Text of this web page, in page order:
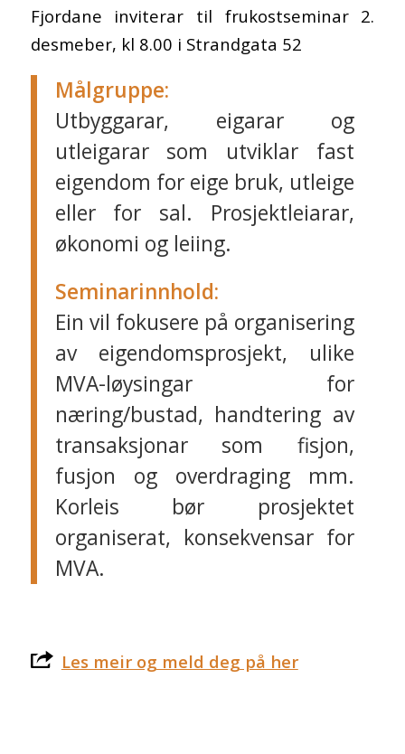
Fjordane inviterar til frukostseminar 2.
desmeber, kl 8.00 i Strandgata 52
Målgruppe:
Utbyggarar, eigarar og
utleigarar som utviklar fast
eigendom for eige bruk, utleige
eller for sal. Prosjektleiarar,
økonomi og leiing.
Seminarinnhold:
Ein vil fokusere på organisering
av eigendomsprosjekt, ulike
MVA-løysingar for
næring/bustad, handtering av
transaksjonar som fisjon,
fusjon og overdraging mm.
Korleis bør prosjektet
organiserat, konsekvensar for
MVA.
Les meir og meld deg på her